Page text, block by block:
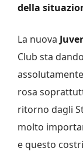
della
La nuova
Club sta
rosa
ritorno dagli
molto
e questo